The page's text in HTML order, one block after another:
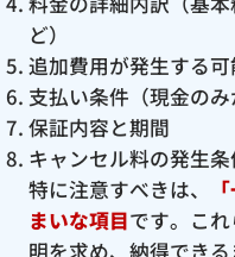
ど）
追加費用が発生する
支払い条件（現金のみ
保証内容と期間
キャンセル料の発生条
特に注意すべきは、
まいな項目です。こ